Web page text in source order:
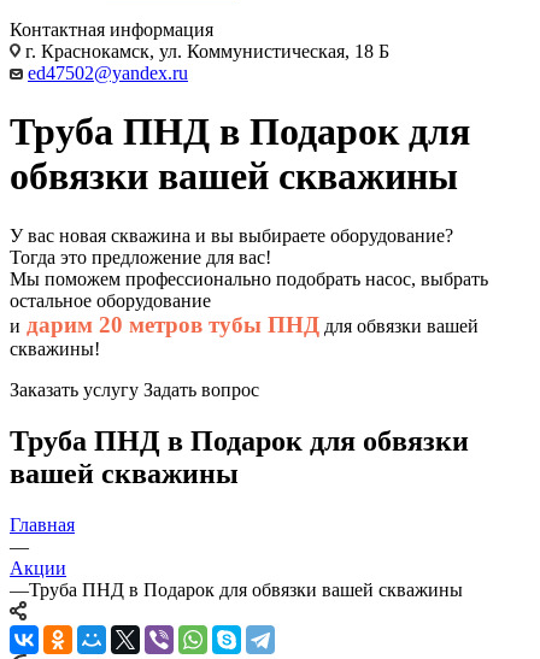
Контактная информация
г. Краснокамск, ул. Коммунистическая, 18 Б
ed47502@yandex.ru
Труба ПНД в Подарок для
обвязки вашей скважины
У вас новая скважина и вы выбираете оборудование?
Тогда это предложение для вас!
Мы поможем профессионально подобрать насос, выбрать
остальное оборудование
и дарим 20 метров тубы ПНД для обвязки вашей
скважины!
Заказать услугу Задать вопрос
Труба ПНД в Подарок для обвязки
вашей скважины
Главная
—
Акции
—Труба ПНД в Подарок для обвязки вашей скважины